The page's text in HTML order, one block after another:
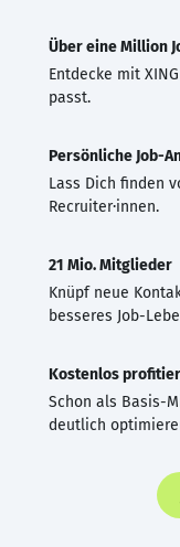
Über eine Million
Entdecke mit
passt.
Persönliche Job-
Lass Dich finden
Recruiter·innen.
21 Mio. Mitglieder
Knüpf neue
besseres Job-
Kostenlos
Schon als Basis-
deutlich